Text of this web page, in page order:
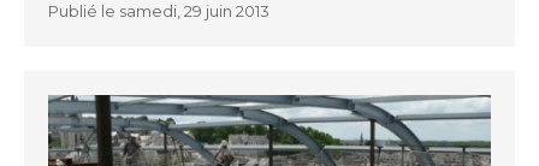
Publié le samedi, 29 juin 2013